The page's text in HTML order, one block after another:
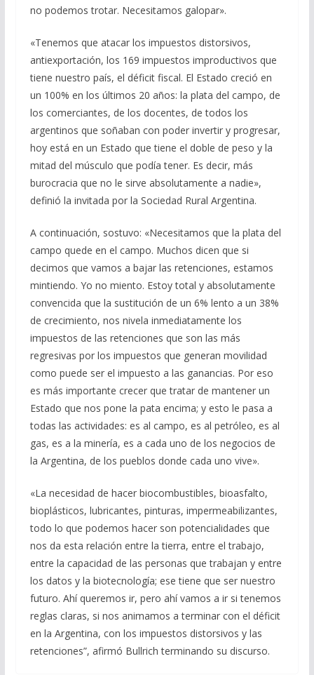
no podemos trotar. Necesitamos galopar».
«Tenemos que atacar los impuestos distorsivos,
antiexportación, los 169 impuestos improductivos que
tiene nuestro país, el déficit fiscal. El Estado creció en
un 100% en los últimos 20 años: la plata del campo, de
los comerciantes, de los docentes, de todos los
argentinos que soñaban con poder invertir y progresar,
hoy está en un Estado que tiene el doble de peso y la
mitad del músculo que podía tener. Es decir, más
burocracia que no le sirve absolutamente a nadie»,
definió la invitada por la Sociedad Rural Argentina.
A continuación, sostuvo: «Necesitamos que la plata del
campo quede en el campo. Muchos dicen que si
decimos que vamos a bajar las retenciones, estamos
mintiendo. Yo no miento. Estoy total y absolutamente
convencida que la sustitución de un 6% lento a un 38%
de crecimiento, nos nivela inmediatamente los
impuestos de las retenciones que son las más
regresivas por los impuestos que generan movilidad
como puede ser el impuesto a las ganancias. Por eso
es más importante crecer que tratar de mantener un
Estado que nos pone la pata encima; y esto le pasa a
todas las actividades: es al campo, es al petróleo, es al
gas, es a la minería, es a cada uno de los negocios de
la Argentina, de los pueblos donde cada uno vive».
«La necesidad de hacer biocombustibles, bioasfalto,
bioplásticos, lubricantes, pinturas, impermeabilizantes,
todo lo que podemos hacer son potencialidades que
nos da esta relación entre la tierra, entre el trabajo,
entre la capacidad de las personas que trabajan y entre
los datos y la biotecnología; ese tiene que ser nuestro
futuro. Ahí queremos ir, pero ahí vamos a ir si tenemos
reglas claras, si nos animamos a terminar con el déficit
en la Argentina, con los impuestos distorsivos y las
retenciones”, afirmó Bullrich terminando su discurso.